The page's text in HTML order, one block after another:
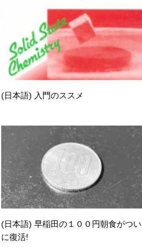
(日本語) 入門のススメ
(日本語) 早稲田の１００円朝食がつい
に復活!